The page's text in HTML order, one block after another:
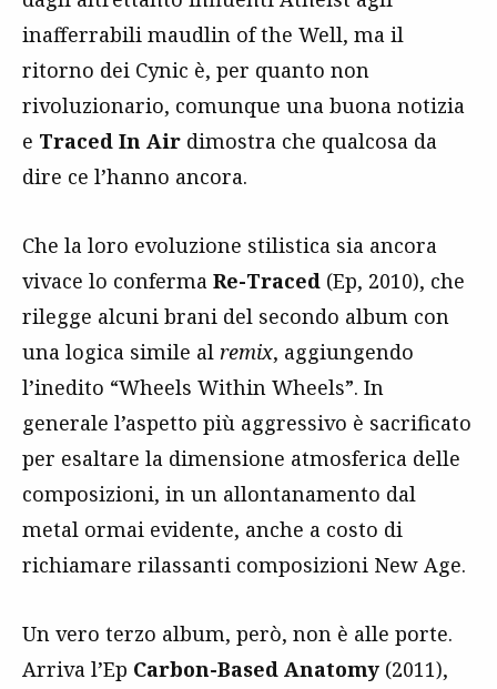
inafferrabili maudlin of the Well, ma il
ritorno dei Cynic è, per quanto non
rivoluzionario, comunque una buona notizia
e Traced In Air dimostra che qualcosa da
dire ce l’hanno ancora.
Che la loro evoluzione stilistica sia ancora
vivace lo conferma Re-Traced (Ep, 2010), che
rilegge alcuni brani del secondo album con
una logica simile al remix, aggiungendo
l’inedito “Wheels Within Wheels”. In
generale l’aspetto più aggressivo è sacrificato
per esaltare la dimensione atmosferica delle
composizioni, in un allontanamento dal
metal ormai evidente, anche a costo di
richiamare rilassanti composizioni New Age.
Un vero terzo album, però, non è alle porte.
Arriva l’Ep Carbon-Based Anatomy (2011),